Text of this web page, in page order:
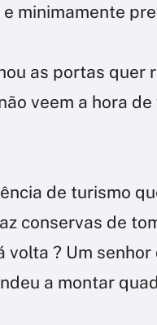
minimamente
as portas quer
veem a hora
de turismo
conservas de
volta ? Um
a montar